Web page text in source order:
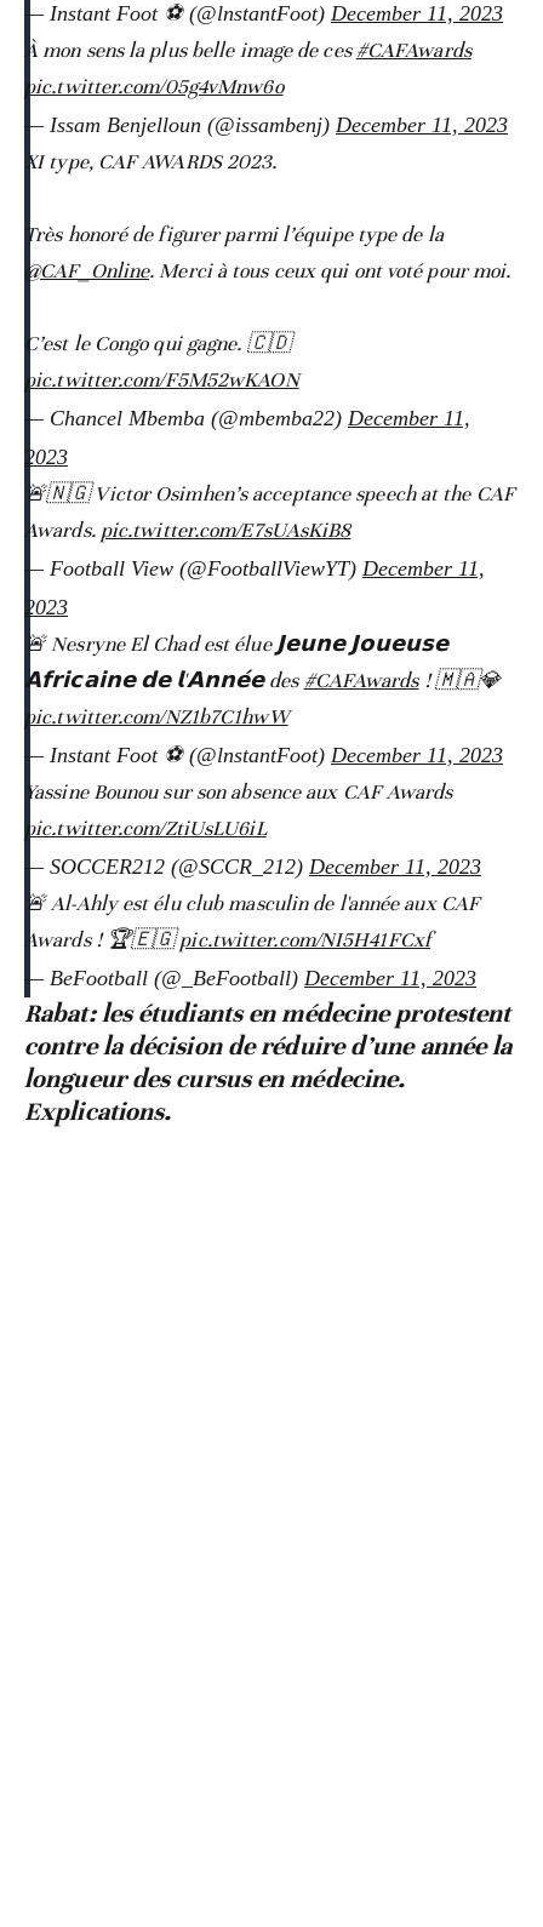
— Instant Foot ⚽️ (@lnstantFoot) December 11, 2023
À mon sens la plus belle image de ces#CAFAwards
pic.twitter.com/05g4vMnw6o
— Issam Benjelloun (@issambenj) December 11, 2023
XI type, CAF AWARDS 2023.
Très honoré de figurer parmi l’équipe type de la
@CAF_Online. Merci à tous ceux qui ont voté pour moi.
C’est le Congo qui gagne. 🇨🇩
pic.twitter.com/F5M52wKAON
— Chancel Mbemba (@mbemba22) December 11,
2023
🚨🇳🇬 Victor Osimhen’s acceptance speech at the CAF
Awards. pic.twitter.com/E7sUAsKiB8
— Football View (@FootballViewYT) December 11,
2023
🚨 Nesryne El Chad est élue 𝗝𝗲𝘂𝗻𝗲 𝗝𝗼𝘂𝗲𝘂𝘀𝗲
𝗔𝗳𝗿𝗶𝗰𝗮𝗶𝗻𝗲 𝗱𝗲 𝗹'𝗔𝗻𝗻𝗲́𝗲 des #CAFAwards! 🇲🇦💎
pic.twitter.com/NZ1b7C1hwW
— Instant Foot ⚽️ (@lnstantFoot) December 11, 2023
Yassine Bounou sur son absence aux CAF Awards
pic.twitter.com/ZtiUsLU6iL
— SOCCER212 (@SCCR_212) December 11, 2023
🚨 Al-Ahly est élu club masculin de l'année aux CAF
Awards ! 🏆🇪🇬pic.twitter.com/NI5H41FCxf
— BeFootball (@_BeFootball) December 11, 2023
Rabat: les étudiants en médecine protestent
contre la décision de réduire d’une année la
longueur des cursus en médecine.
Explications.